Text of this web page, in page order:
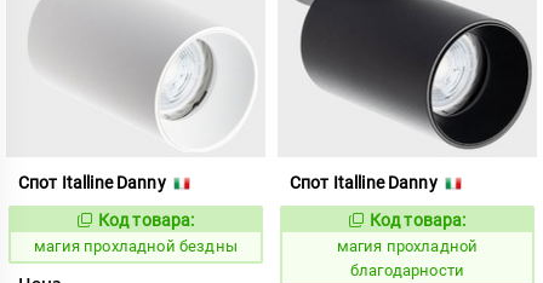
Спот Italline Danny
Код:
915377
Код товара:
магия прохладной бездны
Спот Italline Danny
Код:
915378
Код товара:
магия прохладной
благодарности